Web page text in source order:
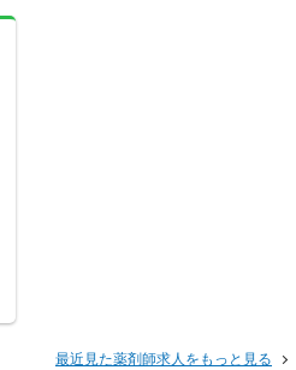
最近見た薬剤師求人をもっと見る